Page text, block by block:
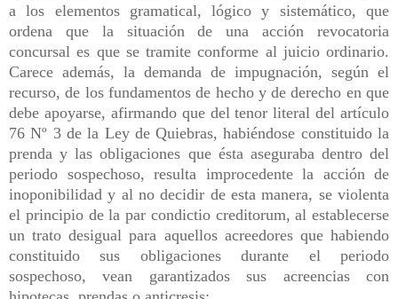
a los elementos gramatical, lógico y sistemático, que
ordena que la situación de una acción revocatoria
concursal es que se tramite conforme al juicio ordinario.
Carece además, la demanda de impugnación, según el
recurso, de los fundamentos de hecho y de derecho en que
debe apoyarse, afirmando que del tenor literal del artículo
76 Nº 3 de la Ley de Quiebras, habiéndose constituido la
prenda y las obligaciones que ésta aseguraba dentro del
periodo sospechoso, resulta improcedente la acción de
inoponibilidad y al no decidir de esta manera, se violenta
el principio de la par condictio creditorum, al establecerse
un trato desigual para aquellos acreedores que habiendo
constituido sus obligaciones durante el periodo
sospechoso, vean garantizados sus acreencias con